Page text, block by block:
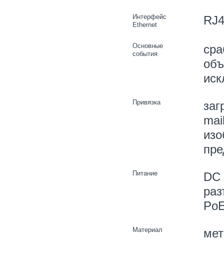
Интерфейс
Ethernet
Основные
события
Привязка
Питание
Материал